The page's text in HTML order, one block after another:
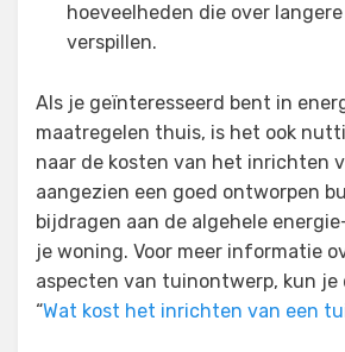
hoeveelheden die over
verspillen.
Als je geïnteresseerd bent in
maatregelen thuis, is het ook
naar de kosten van het inrichten
aangezien een goed ontworpen
bijdragen aan de algehele
je woning. Voor meer informatie
aspecten van tuinontwerp, kun je
“Wat kost het inrichten van een